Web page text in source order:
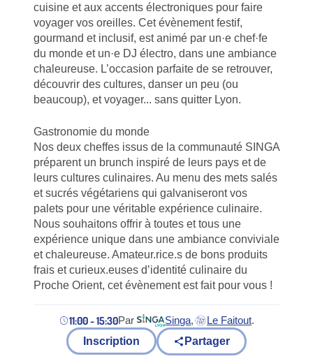
cuisine et aux accents électroniques pour faire
voyager vos oreilles. Cet évènement festif,
gourmand et inclusif, est animé par un·e chef·fe
du monde et un·e DJ électro, dans une ambiance
chaleureuse. L’occasion parfaite de se retrouver,
découvrir des cultures, danser un peu (ou
beaucoup), et voyager... sans quitter Lyon.
Gastronomie du monde
Nos deux cheffes issus de la communauté SINGA
préparent un brunch inspiré de leurs pays et de
leurs cultures culinaires. Au menu des mets salés
et sucrés végétariens qui galvaniseront vos
palets pour une véritable expérience culinaire.
Nous souhaitons offrir à toutes et tous une
expérience unique dans une ambiance conviviale
et chaleureuse. Amateur.rice.s de bons produits
frais et curieux.euses d’identité culinaire du
Proche Orient, cet évènement est fait pour vous !
11:00 - 15:30Par Singa
(nouvel onglet)
, Le Faitout
(nouvel onglet).
Inscription
Partager